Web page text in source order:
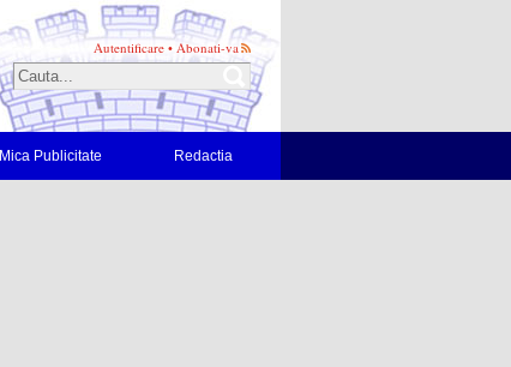
Autentificare • Abonati-va
Mica Publicitate Redactia